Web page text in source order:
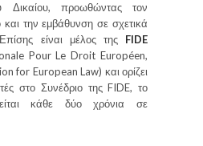
Δικαίου, προωθώντας τον
και την εμβάθυνση σε σχετικά
είναι μέλος της FIDE
Pour Le Droit Européen,
for European Law) και ορίζει
στο Συνέδριο της FIDE, το
κάθε δύο χρόνια σε